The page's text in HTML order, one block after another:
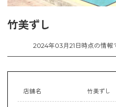
竹美ずし
2024年03月21日時点の情報
店舗名 竹美ずし